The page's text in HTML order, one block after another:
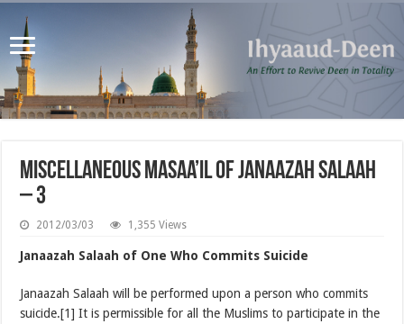
Miscellaneous Masaa’il of Janaazah Salaah
– 3
2012/03/03 1,355 Views
Janaazah Salaah of One Who Commits Suicide
Janaazah Salaah will be performed upon a person who commits
suicide.[1] It is permissible for all the Muslims to participate in the